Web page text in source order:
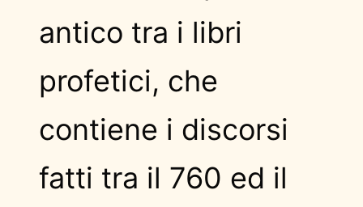
antico tra i libri
profetici, che
contiene i discorsi
fatti tra il 760 ed il